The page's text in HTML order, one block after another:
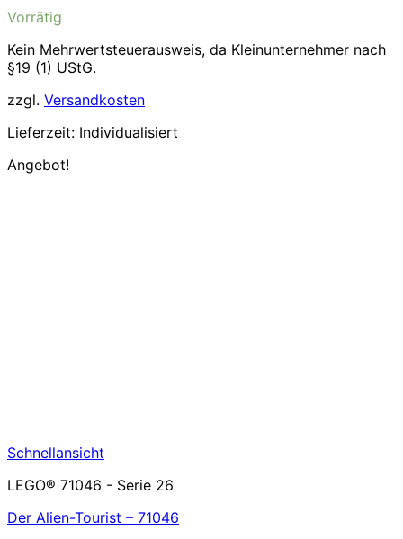
war:
Vorrätig
Kein Mehrwertsteuerausweis, da Kleinunternehmer nach
§19 (1) UStG.
zzgl. Versandkosten
Lieferzeit: Individualisiert
Angebot!
Schnellansicht
LEGO® 71046 - Serie 26
Der Alien-Tourist – 71046